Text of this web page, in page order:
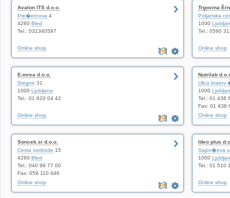
Avalon ITS d.o.o.
Pre�ernova 4
4260 Bled
Tel.: 031340597
Online shop
Trgovina
Poljanska
1000
Tel.: 0590
Online shop
E-mrea d.o.o.
Stegne 31
1000 Ljubljana
Tel.: 01 620 04 42
Online shop
Nutrilab
Ulica bratov
1000
Tel.: 01 438
Fax: 01 438
Online shop
Soncek.si d.o.o.
Cesta svobode 15
4260 Bled
Tel.: 040 99 77 00
Fax: 059 110 446
Online shop
Ideo plus
Sajov�eva
1000
Tel.: 01 510
Online shop